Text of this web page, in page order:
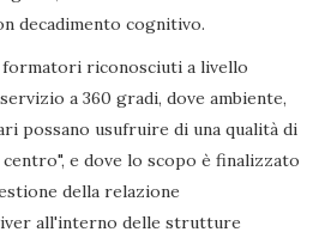
decadimento cognitivo.
riconosciuti a livello
a 360 gradi, dove ambiente,
possano usufruire di una qualità di
e dove lo scopo è finalizzato
della relazione
all'interno delle strutture